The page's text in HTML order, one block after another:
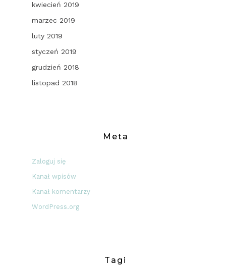
kwiecień 2019
marzec 2019
luty 2019
styczeń 2019
grudzień 2018
listopad 2018
Meta
Zaloguj się
Kanał wpisów
Kanał komentarzy
WordPress.org
Tagi